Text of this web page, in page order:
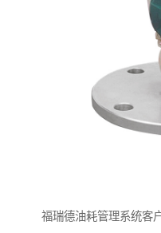
福瑞德油耗管理系统客